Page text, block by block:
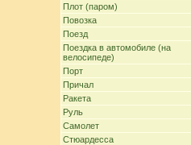
Плот (паром)
Повозка
Поезд
Поездка в автомобиле (на
велосипеде)
Порт
Причал
Ракета
Руль
Самолет
Стюардесса